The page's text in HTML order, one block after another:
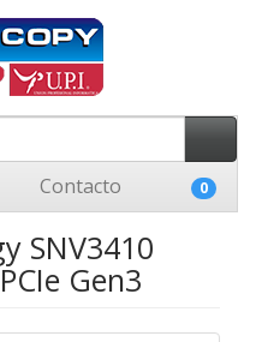
Contacto 0
SNV3410
Gen3